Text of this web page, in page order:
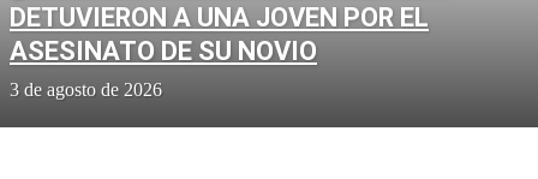
DETUVIERON A UNA JOVEN POR EL
ASESINATO DE SU NOVIO
3 de agosto de 2026